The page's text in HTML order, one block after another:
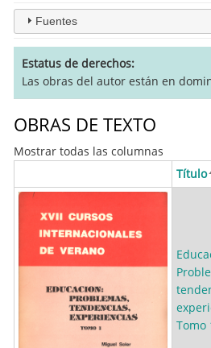
Fuentes
Estatus de derechos
Las obras del autor están en
OBRAS DE TEXTO
Mostrar todas las columnas
Título
Tomo